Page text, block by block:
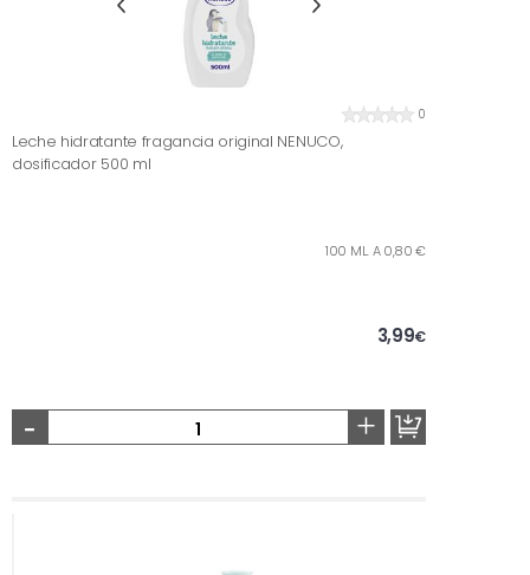
0
Leche hidratante fragancia original NENUCO,
dosificador 500 ml
100 ML. A 0,80 €
3,99€
- +